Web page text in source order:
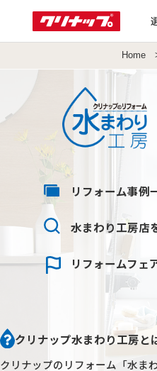
Home
リフォーム事例
水まわり工房店
リフォームフェ
クリナップ水まわり工房と
クリナップのリフォーム「水ま